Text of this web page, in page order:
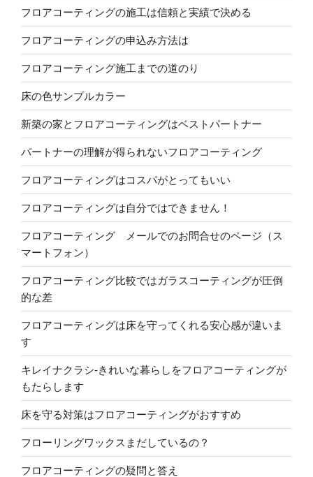
フロアコーティングの施工は信頼と実績で決める
フロアコーティングの申込み方法は
フロアコーティング施工までの道のり
床の色サンプルカラー
新築の家とフロアコーティングはベストパートナー
パートナーの理解が得られないフロアコーティング
フロアコーティングはコスパがとってもいい
フロアコーティングは自分ではできません！
フロアコーティング メールでのお問合せのページ（ス
マートフォン）
フロアコーティング比較ではガラスコーティングが圧倒
的な差
フロアコーティングは床を守ってくれる安心感が違いま
す
キレイナクラシ-きれいな暮らしをフロアコーティングが
もたらします
床を守る対策はフロアコーティングがおすすめ
フローリングワックスまだしているの？
フロアコーティングの疑問と答え